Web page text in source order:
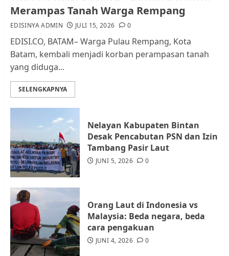
Pemerintah dan Masyarakat di
Lingkungan RT/RW
AGUSTUS 1, 2026
4
Warga Rempang Ajukan
Audiensi dengan Wali Kota
Tim Advokasi Desak BP Batam
Berhenti Merampas Tanah
Merampas Tanah Warga Rempang
EDISINYA ADMIN JULI 15, 2026 0
EDISI.CO, BATAM– Warga Pulau Rempang, Kota
Batam, kembali menjadi korban perampasan tanah
yang diduga...
SELENGKAPNYA
Nelayan Kabupaten Bintan
Desak Pencabutan PSN dan Izin
Tambang Pasir Laut
JUNI 5, 2026 0
Orang Laut di Indonesia vs
Malaysia: Beda negara, beda
cara pengakuan
JUNI 4, 2026 0